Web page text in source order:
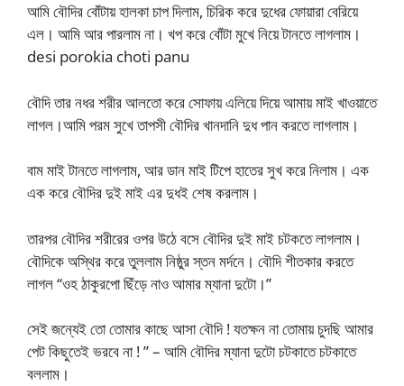
আমি বৌদির বোঁটায় হালকা চাপ দিলাম, চিরিক করে দুধের ফোয়ারা বেরিয়ে
এল। আমি আর পারলাম না। খপ করে বোঁটা মুখে নিয়ে টানতে লাগলাম।
desi porokia choti panu
বৌদি তার নধর শরীর আলতো করে সোফায় এলিয়ে দিয়ে আমায় মাই খাওয়াতে
লাগল।আমি পরম সুখে তাপসী বৌদির খানদানি দুধ পান করতে লাগলাম।
বাম মাই টানতে লাগলাম, আর ডান মাই টিপে হাতের সুখ করে নিলাম। এক
এক করে বৌদির দুই মাই এর দুধই শেষ করলাম।
তারপর বৌদির শরীরের ওপর উঠে বসে বৌদির দুই মাই চটকতে লাগলাম।
বৌদিকে অস্থির করে তুললাম নিষ্ঠুর স্তন মর্দনে। বৌদি শীতকার করতে
লাগল “ওহ ঠাকুরপো ছিঁড়ে নাও আমার ম্যানা দুটো।”
সেই জন্যেই তো তোমার কাছে আসা বৌদি ! যতক্ষন না তোমায় চুদছি আমার
পেট কিছুতেই ভরবে না ! ” – আমি বৌদির ম্যানা দুটো চটকাতে চটকাতে
বললাম।